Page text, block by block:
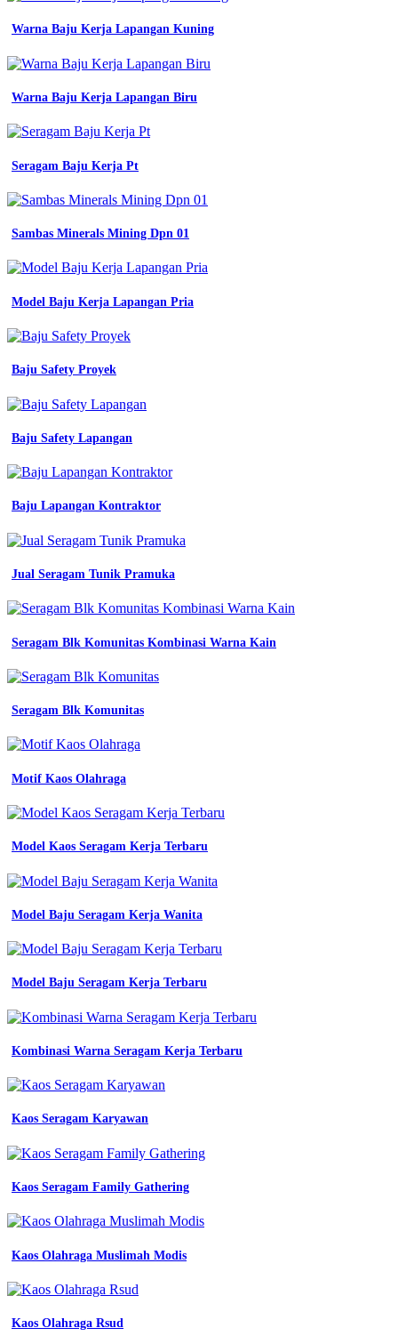
Kerja
Pria
body
lamaran
jual
kerja
eco
kemeja
gunadarma
lengan
panjang
dinas
asn
pns
pdh
satpam
seragam
pria
atasan
seragam
kemeja
outdoor
putih
s
jakarta
jual
kerja
murah
bordir
seragam
kantor
pria
wanita
contoh
baju
seragam
Baju
Sekolah
dalchaebi
desain
polos
lengan
panjang
belakang
kaos
polo
putih
jual
kerja
Warna Baju Kerja Lapangan Kuning
Warna Baju Kerja Lapangan Biru
Seragam Baju Kerja Pt
Sambas Minerals Mining Dpn 01
Model Baju Kerja Lapangan Pria
Baju Safety Proyek
Baju Safety Lapangan
Baju Lapangan Kontraktor
Jual Seragam Tunik Pramuka
Seragam Blk Komunitas Kombinasi Warna Kain
Seragam Blk Komunitas
Motif Kaos Olahraga
Model Kaos Seragam Kerja Terbaru
Model Baju Seragam Kerja Wanita
Model Baju Seragam Kerja Terbaru
Kombinasi Warna Seragam Kerja Terbaru
Kaos Seragam Karyawan
Kaos Seragam Family Gathering
Kaos Olahraga Muslimah Modis
Kaos Olahraga Rsud